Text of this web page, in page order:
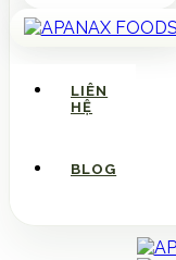
LIÊN
HỆ
BLOG